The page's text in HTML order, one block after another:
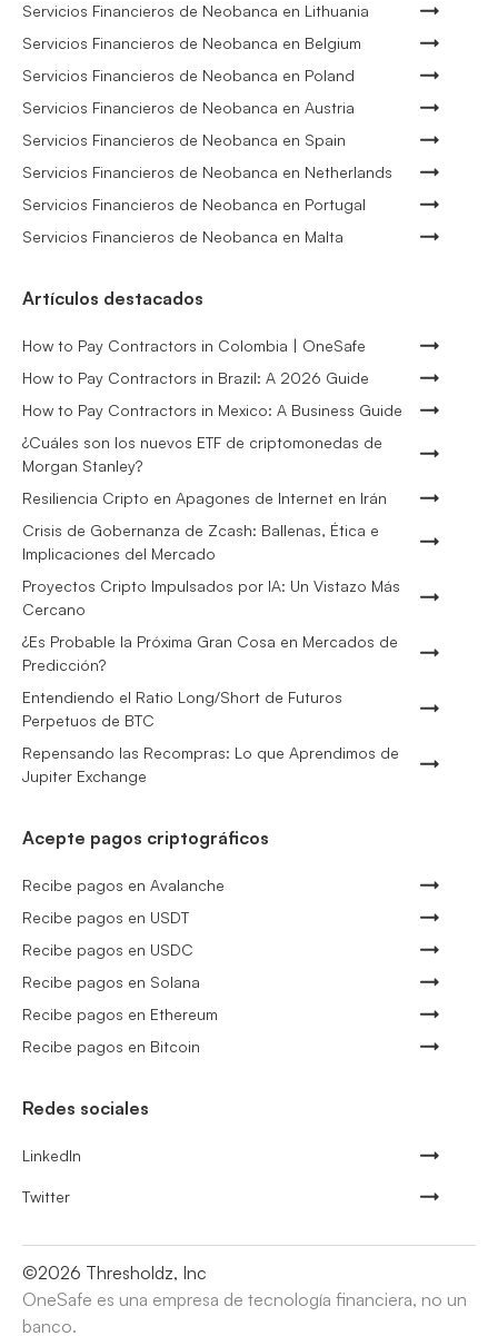
Servicios Financieros de Neobanca en Lithuania
Servicios Financieros de Neobanca en Belgium
Servicios Financieros de Neobanca en Poland
Servicios Financieros de Neobanca en Austria
Servicios Financieros de Neobanca en Spain
Servicios Financieros de Neobanca en Netherlands
Servicios Financieros de Neobanca en Portugal
Servicios Financieros de Neobanca en Malta
Artículos destacados
How to Pay Contractors in Colombia | OneSafe
How to Pay Contractors in Brazil: A 2026 Guide
How to Pay Contractors in Mexico: A Business Guide
¿Cuáles son los nuevos ETF de criptomonedas de
Morgan Stanley?
Resiliencia Cripto en Apagones de Internet en Irán
Crisis de Gobernanza de Zcash: Ballenas, Ética e
Implicaciones del Mercado
Proyectos Cripto Impulsados por IA: Un Vistazo Más
Cercano
¿Es Probable la Próxima Gran Cosa en Mercados de
Predicción?
Entendiendo el Ratio Long/Short de Futuros
Perpetuos de BTC
Repensando las Recompras: Lo que Aprendimos de
Jupiter Exchange
Acepte pagos criptográficos
Recibe pagos en Avalanche
Recibe pagos en USDT
Recibe pagos en USDC
Recibe pagos en Solana
Recibe pagos en Ethereum
Recibe pagos en Bitcoin
Redes sociales
LinkedIn
Twitter
©2026 Thresholdz, Inc
OneSafe es una empresa de tecnología financiera, no un
banco.